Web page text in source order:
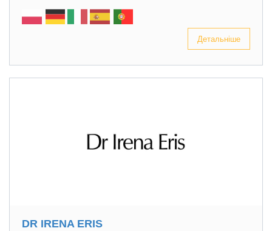
Детальніше
DR IRENA ERIS